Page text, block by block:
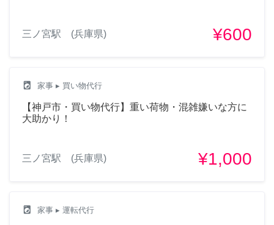
三ノ宮駅 (兵庫県) ¥600
local_laundry_service 家事 ▸ 買い物代行
【神戸市・買い物代行】重い荷物・混雑嫌いな方に
大助かり！
三ノ宮駅 (兵庫県) ¥1,000
local_laundry_service 家事 ▸ 運転代行